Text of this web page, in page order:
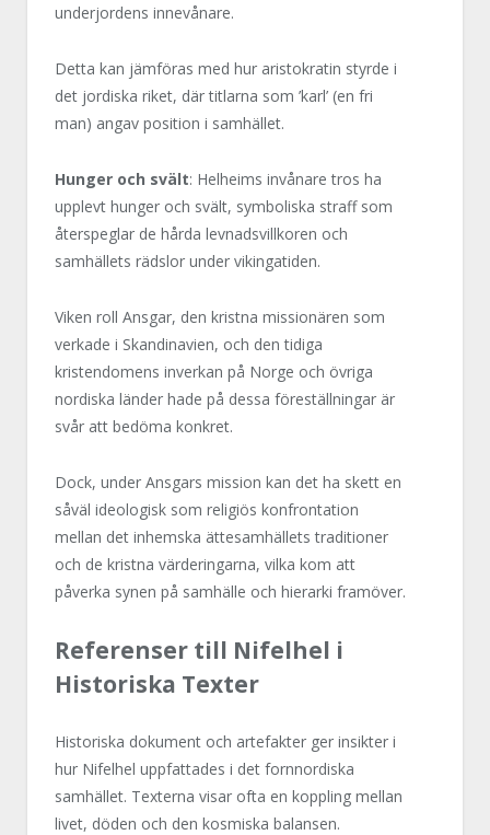
underjordens innevånare.
Detta kan jämföras med hur aristokratin styrde i
det jordiska riket, där titlarna som ’karl’ (en fri
man) angav position i samhället.
Hunger och svält: Helheims invånare tros ha
upplevt hunger och svält, symboliska straff som
återspeglar de hårda levnadsvillkoren och
samhällets rädslor under vikingatiden.
Viken roll Ansgar, den kristna missionären som
verkade i Skandinavien, och den tidiga
kristendomens inverkan på Norge och övriga
nordiska länder hade på dessa föreställningar är
svår att bedöma konkret.
Dock, under Ansgars mission kan det ha skett en
såväl ideologisk som religiös konfrontation
mellan det inhemska ättesamhällets traditioner
och de kristna värderingarna, vilka kom att
påverka synen på samhälle och hierarki framöver.
Referenser till Nifelhel i
Historiska Texter
Historiska dokument och artefakter ger insikter i
hur Nifelhel uppfattades i det fornnordiska
samhället. Texterna visar ofta en koppling mellan
livet, döden och den kosmiska balansen.